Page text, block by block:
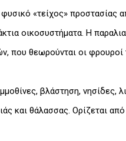
«τείχος» προστασίας
οικοσυστήματα. Η
που θεωρούνται οι
βλάστηση, νησίδες,
και θάλασσας. Ορίζεται